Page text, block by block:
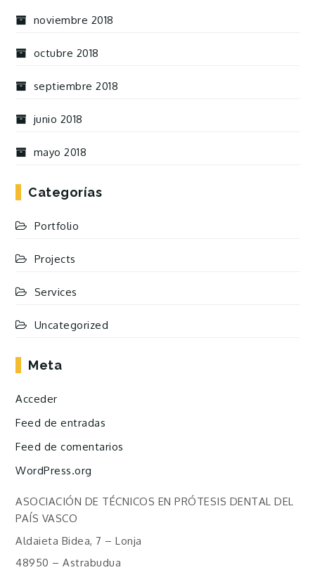
noviembre 2018
octubre 2018
septiembre 2018
junio 2018
mayo 2018
Categorías
Portfolio
Projects
Services
Uncategorized
Meta
Acceder
Feed de entradas
Feed de comentarios
WordPress.org
ASOCIACIÓN DE TÉCNICOS EN PRÓTESIS DENTAL DEL
PAÍS VASCO
Aldaieta Bidea, 7 – Lonja
48950 – Astrabudua